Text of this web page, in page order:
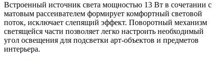
Встроенный источник света мощностью 13 Вт в сочетании с
матовым рассеивателем формирует комфортный световой
поток, исключает слепящий эффект. Поворотный механизм
светящейся части позволяет легко настроить необходимый
угол освещения для подсветки арт-объектов и предметов
интерьера.